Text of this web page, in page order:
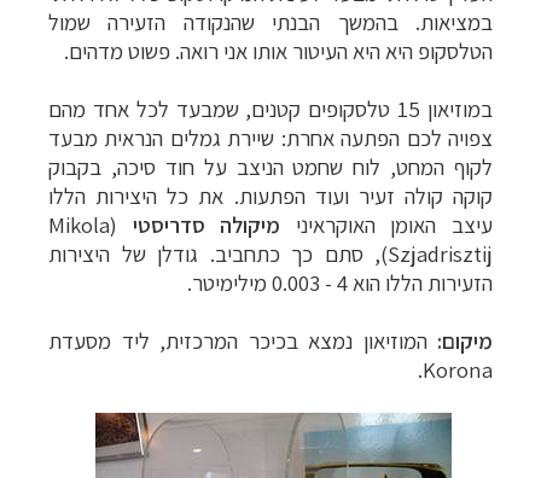
במציאות. בהמשך הבנתי שהנקודה הזעירה שמול
הטלסקופ היא היא העיטור אותו אני רואה. פשוט מדהים.
במוזיאון 15 טלסקופים קטנים, שמבעד לכל אחד מהם
צפויה לכם הפתעה אחרת: שיירת גמלים הנראית מבעד
לקוף המחט, לוח שחמט הניצב על חוד סיכה, בקבוק
קוקה קולה זעיר ועוד הפתעות. את כל היצירות הללו
עיצב האומן האוקראיני מיקולה סדריסטי (
Mikola
Szjadrisztij), סתם כך כתחביב. גודלן של היצירות
הזעירות הללו הוא 4 - 0.003 מילימיטר.
מיקום: המוזיאון נמצא בכיכר המרכזית, ליד מסעדת
Korona
.